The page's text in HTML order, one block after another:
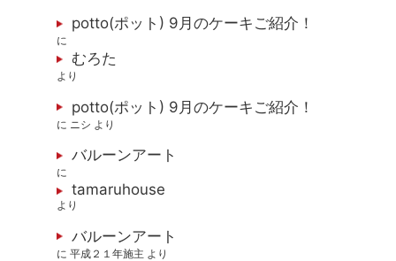
potto(ポット) 9月のケーキご紹介！
に
むろた
より
potto(ポット) 9月のケーキご紹介！
に ニシ より
バルーンアート
に
tamaruhouse
より
バルーンアート
に平成２１年施主 より